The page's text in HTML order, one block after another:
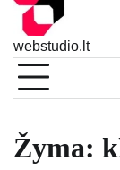
webstudio.lt
Žyma: